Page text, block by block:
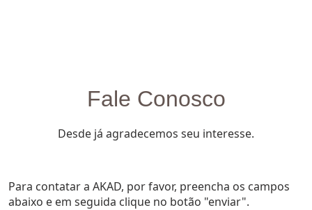
Fale Conosco
Desde já agradecemos seu interesse.
Para contatar a AKAD, por favor, preencha os campos
abaixo e em seguida clique no botão "enviar".